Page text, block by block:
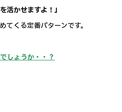
活かせますよ！」
てくる定番パターンです。
しょうか・・？